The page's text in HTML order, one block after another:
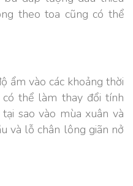
theo toa cũng có thể
ẩm vào các khoảng thời
thể làm thay đổi tính
sao vào mùa xuân và
và lỗ chân lông giãn nở